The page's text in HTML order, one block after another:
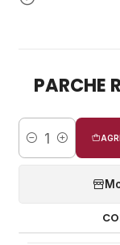
PARCHE
Cantidad